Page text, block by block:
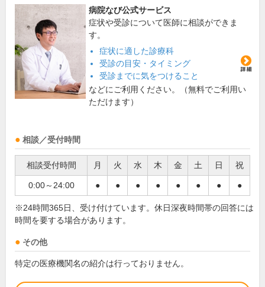
病院なび公式サービス
症状や受診について医師に相談ができま
す。
症状に適した診療科
受診の目安・タイミング
受診までに気をつけること
などにご利用ください。（無料でご利用い
ただけます）
相談／受付時間
相談受付時間 月 火 水 木 金 土 日 祝
0:00～24:00 ● ● ● ● ● ● ● ●
※24時間365日、受け付けています。休日深夜時間帯の回答には
時間を要する場合があります。
その他
特定の医療機関名の紹介は行っておりません。